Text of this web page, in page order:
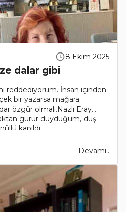
8 Ekim 2025
dalar gibi
reddediyorum. İnsan içinden
bir yazarsa mağara
özgür olmalı.Nazlı Eray...
gurur duyduğum, düş
kapıldı..
Devamı..